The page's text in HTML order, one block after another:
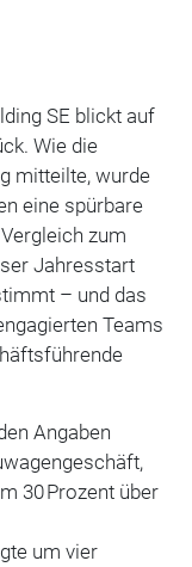
SE blickt auf
Wie die
mitteilte, wurde
eine spürbare
zum
Jahresstart
– und das
Teams
Angaben
30 Prozent über
um vier